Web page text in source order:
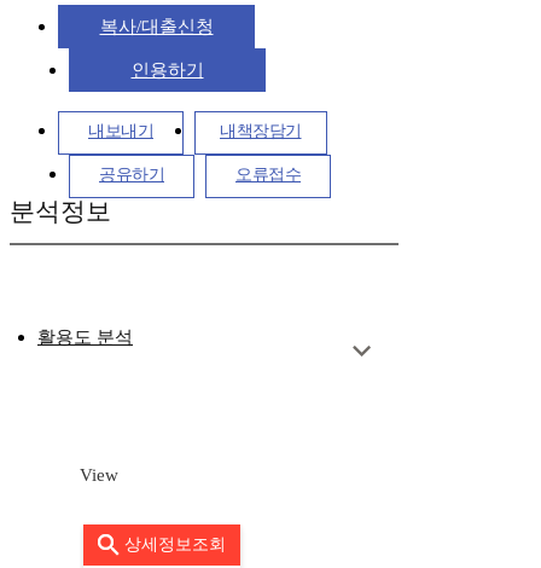
복사/대출신청
인용하기
내보내기 내책장담기
공유하기 오류접수
분석정보
활용도 분석
View
상세정보조회